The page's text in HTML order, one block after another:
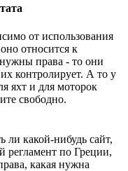
от использования
относится к
права - то они
контролирует. А то у
яхт и для моторок
свободно.
ли какой-нибудь сайт,
регламент по Греции,
какая нужна